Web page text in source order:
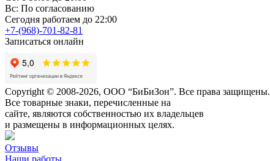
Вс: По согласованию
Сегодня работаем до 22:00
+7-(968)-701-82-81
Записаться онлайн
Copyright © 2008-2026, ООО “БиБиЗон”. Все права защищены.
Все товарные знаки, перечисленные на
сайте, являются собственностью их владельцев
и размещены в информационных целях.
Отзывы
Наши работы